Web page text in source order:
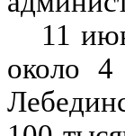
11
около 4